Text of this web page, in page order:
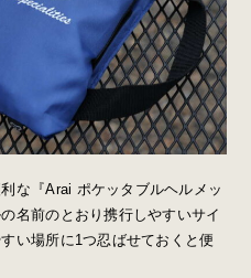
な『Arai ポケッタブルヘルメッ
名前のとおり携行しやすいサイ
い場所に1つ忍ばせておくと便